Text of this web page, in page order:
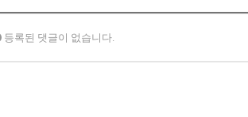
등록된 댓글이 없습니다.